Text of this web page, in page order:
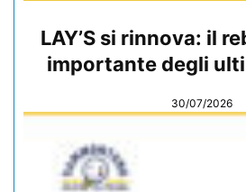
LAY’S si rinnova: il
importante degli
30/07/2026